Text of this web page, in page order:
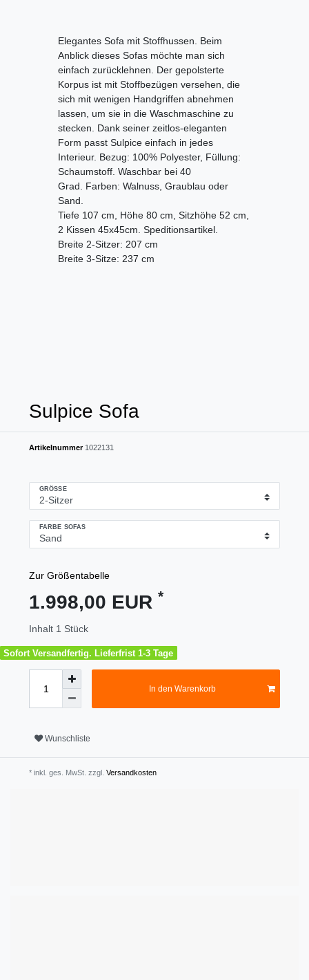
Elegantes Sofa mit Stoffhussen. Beim
Anblick dieses Sofas möchte man sich
einfach zurücklehnen. Der gepolsterte
Korpus ist mit Stoffbezügen versehen, die
sich mit wenigen Handgriffen abnehmen
lassen, um sie in die Waschmaschine zu
stecken. Dank seiner zeitlos-eleganten
Form passt Sulpice einfach in jedes
Interieur. Bezug: 100% Polyester, Füllung:
Schaumstoff. Waschbar bei 40
Grad. Farben: Walnuss, Graublau oder
Sand.
Tiefe 107 cm, Höhe 80 cm, Sitzhöhe 52 cm,
2 Kissen 45x45cm. Speditionsartikel.
Breite 2-Sitzer: 207 cm
Breite 3-Sitze: 237 cm
Sulpice Sofa
Artikelnummer 1022131
GRÖSSE
FARBE SOFAS
Zur Größentabelle
1.998,00 EUR *
Inhalt 1 Stück
Sofort Versandfertig. Lieferfrist 1-3 Tage
In den Warenkorb
Wunschliste
* inkl. ges. MwSt. zzgl. Versandkosten